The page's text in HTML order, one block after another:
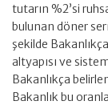
tutarın %2’si
bulunan döner
şekilde
altyapısı ve
Bakanlıkça
Bakanlık bu